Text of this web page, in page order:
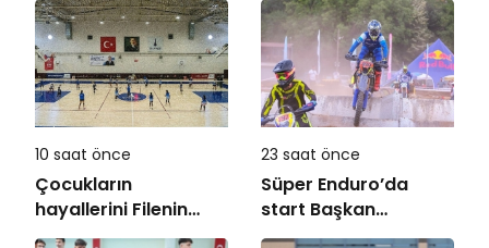
müjdesi
10 saat önce
Çocukların
hayallerini Filenin
Sultanları süslüyor
23 saat önce
Süper Enduro’da
start Başkan
Büyükakın’dan